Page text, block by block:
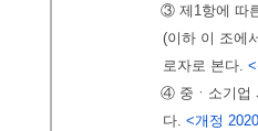
③ 제1항에 따
(이하 이 조에
로자로 본다.
④ 중ㆍ소기업
다. <개정